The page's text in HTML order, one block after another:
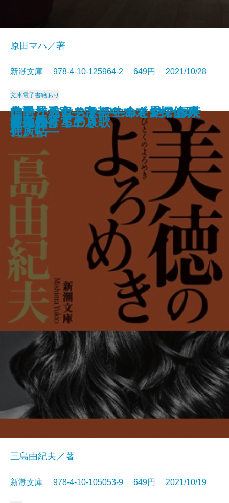
生き抜くためのドストエフスキー
入門―「五大長編」集中講義―
うちのレシピ
蟻の棲み家
臆病な詩人、街へ出る。
一汁一菜でよいという提案
日本の聖域 ザ・コロナ
方丈の孤月―鴨長明伝―
もうひとつの「流転の海」
ゴリラの森、言葉の海
常設展示室―Permanent Collectio
n―
原田マハ／著
新潮文庫 978-4-10-125964-2 649円 2021/10/28
文庫電子書籍あり
美徳のよろめき
三島由紀夫／著
新潮文庫 978-4-10-105053-9 649円 2021/10/19
音楽
伯爵と成金―帝都マユズミ探偵研
究所―
はるか
星夜航行〔上〕
星夜航行〔下〕
名もなき星の哀歌
玄鳥さりて
はしからはしまで―みとや・お瑛
仕入帖―
ナチュラリスト―生命を愛でる人
―